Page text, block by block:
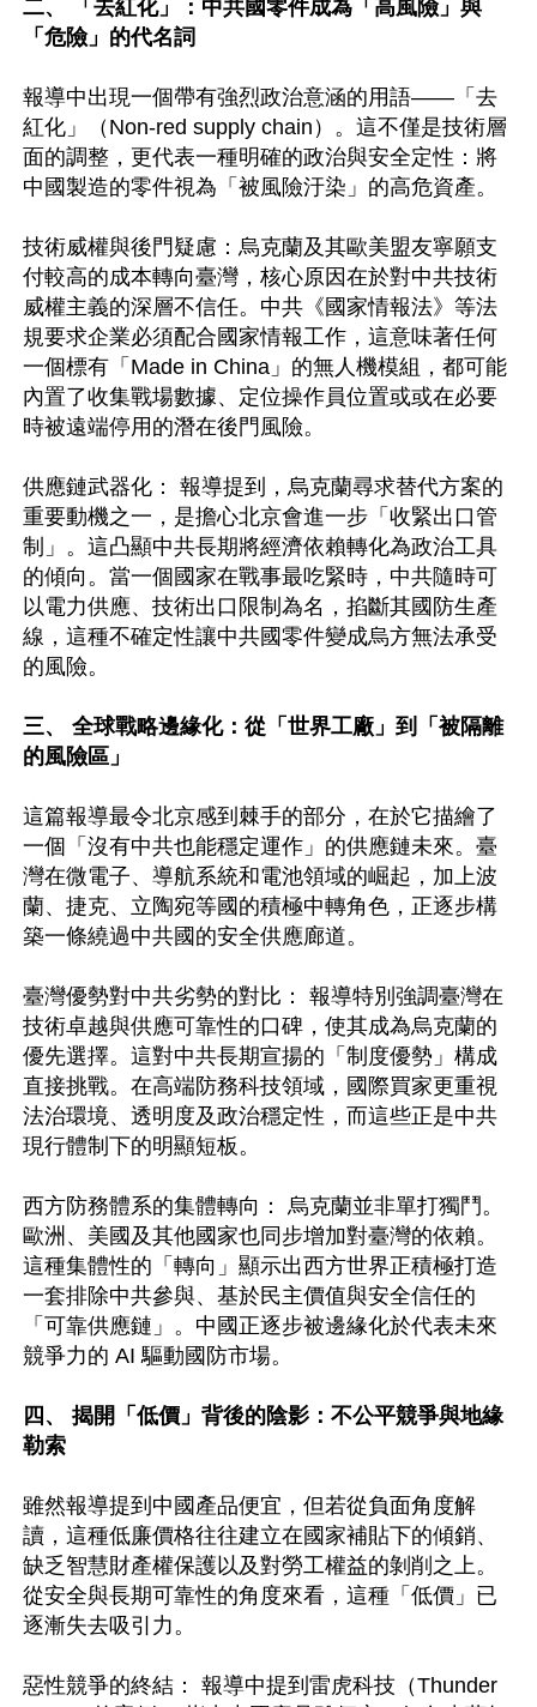
二、 「去紅化」：中共國零件成為「高風險」與
「危險」的代名詞
報導中出現一個帶有強烈政治意涵的用語——「去
紅化」（Non-red supply chain）。這不僅是技術層
面的調整，更代表一種明確的政治與安全定性：將
中國製造的零件視為「被風險汙染」的高危資產。
技術威權與後門疑慮：烏克蘭及其歐美盟友寧願支
付較高的成本轉向臺灣，核心原因在於對中共技術
威權主義的深層不信任。中共《國家情報法》等法
規要求企業必須配合國家情報工作，這意味著任何
一個標有「Made in China」的無人機模組，都可能
內置了收集戰場數據、定位操作員位置或或在必要
時被遠端停用的潛在後門風險。
供應鏈武器化： 報導提到，烏克蘭尋求替代方案的
重要動機之一，是擔心北京會進一步「收緊出口管
制」。這凸顯中共長期將經濟依賴轉化為政治工具
的傾向。當一個國家在戰事最吃緊時，中共隨時可
以電力供應、技術出口限制為名，掐斷其國防生產
線，這種不確定性讓中共國零件變成烏方無法承受
的風險。
三、 全球戰略邊緣化：從「世界工廠」到「被隔離
的風險區」
這篇報導最令北京感到棘手的部分，在於它描繪了
一個「沒有中共也能穩定運作」的供應鏈未來。臺
灣在微電子、導航系統和電池領域的崛起，加上波
蘭、捷克、立陶宛等國的積極中轉角色，正逐步構
築一條繞過中共國的安全供應廊道。
臺灣優勢對中共劣勢的對比： 報導特別強調臺灣在
技術卓越與供應可靠性的口碑，使其成為烏克蘭的
優先選擇。這對中共長期宣揚的「制度優勢」構成
直接挑戰。在高端防務科技領域，國際買家更重視
法治環境、透明度及政治穩定性，而這些正是中共
現行體制下的明顯短板。
西方防務體系的集體轉向： 烏克蘭並非單打獨鬥。
歐洲、美國及其他國家也同步增加對臺灣的依賴。
這種集體性的「轉向」顯示出西方世界正積極打造
一套排除中共參與、基於民主價值與安全信任的
「可靠供應鏈」。中國正逐步被邊緣化於代表未來
競爭力的 AI 驅動國防市場。
四、 揭開「低價」背後的陰影：不公平競爭與地緣
勒索
雖然報導提到中國產品便宜，但若從負面角度解
讀，這種低廉價格往往建立在國家補貼下的傾銷、
缺乏智慧財產權保護以及對勞工權益的剝削之上。
從安全與長期可靠性的角度來看，這種「低價」已
逐漸失去吸引力。
惡性競爭的終結： 報導中提到雷虎科技（Thunder